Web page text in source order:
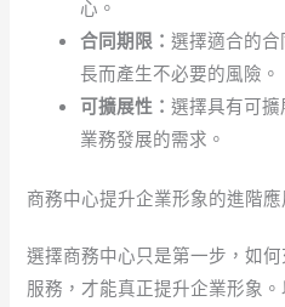
心。
合同期限：選擇適合的
長而產生不必要的風險。
可擴展性：選擇具有可
業務發展的需求。
商務中心提升企業形象的進階應
選擇商務中心只是第一步，如
服務，才能真正提升企業形象